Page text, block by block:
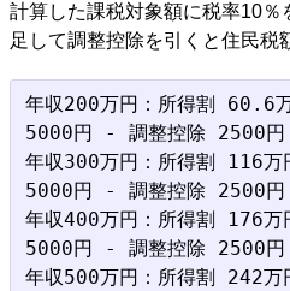
計算した課税対象額に税率10％
足して調整控除を引くと住民税
年収200万円：所得割
5000円 - 調整控除 2500
年収300万円：所得割 116
5000円 - 調整控除 2500
年収400万円：所得割 176
5000円 - 調整控除 2500
年収500万円：所得割 242